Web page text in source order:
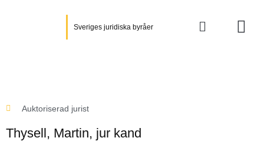
Sveriges juridiska byråer
Auktoriserad jurist
Thysell, Martin, jur kand